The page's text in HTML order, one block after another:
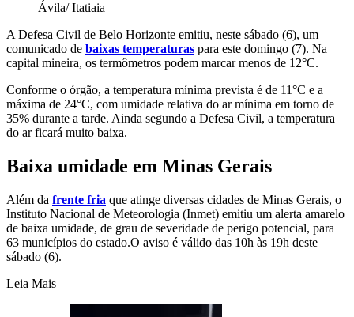
Ávila/ Itatiaia
A Defesa Civil de Belo Horizonte emitiu, neste sábado (6), um
comunicado de baixas temperaturas para este domingo (7). Na
capital mineira, os termômetros podem marcar menos de 12°C.
Conforme o órgão, a temperatura mínima prevista é de 11°C e a
máxima de 24°C, com umidade relativa do ar mínima em torno de
35% durante a tarde. Ainda segundo a Defesa Civil, a temperatura
do ar ficará muito baixa.
Baixa umidade em Minas Gerais
Além da frente fria que atinge diversas cidades de Minas Gerais, o
Instituto Nacional de Meteorologia (Inmet) emitiu um alerta amarelo
de baixa umidade, de grau de severidade de perigo potencial, para
63 municípios do estado.O aviso é válido das 10h às 19h deste
sábado (6).
Leia Mais